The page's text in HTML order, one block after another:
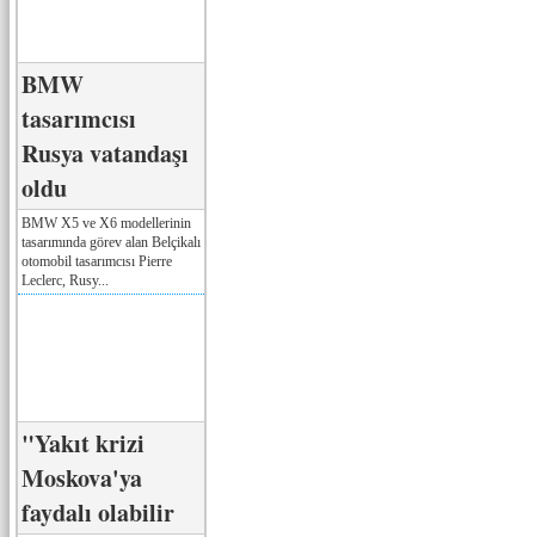
BMW
tasarımcısı
Rusya vatandaşı
oldu
BMW X5 ve X6 modellerinin
tasarımında görev alan Belçikalı
otomobil tasarımcısı Pierre
Leclerc, Rusy...
"Yakıt krizi
Moskova'ya
faydalı olabilir